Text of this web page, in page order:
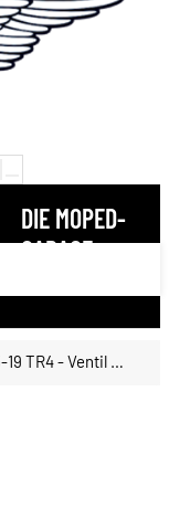
DIE MOPED-
GARAGE
Reifenschlauch 2.25-19 TR4 - Ventil gerade